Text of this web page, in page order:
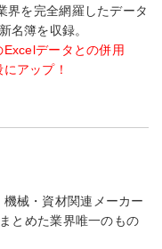
界を完全網羅したデータ
名簿を収録。
データとの併用
アップ！
械・資材関連メーカー
とめた業界唯一のもの